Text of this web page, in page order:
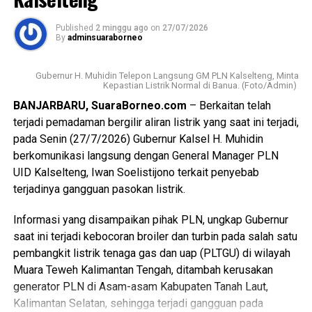
“Mari bersama-sama mendukung pelestarian lingkungan
agar Kalimantan Selatan semakin maju, bersih, dan
masyarakatnya sejahtera.”pungkasnya.
Kalsel, Rahmat Prapto Udoyo, mengatakan program tukar
sampah dengan sembako kini telah berjalan di hampir
seluruh kabupaten/kota di Kalsel sebagai upaya
mendorong pengelolaan sampah berbasis ekonomi
sirkular.
“Sampah bukan akhir, tetapi memiliki nilai ekonomi dan
manfaat jika dikelola dengan baik,” ujarnya.
Rahmat berharap gerakan tersebut semakin masif melalui
dukungan pemerintah, masyarakat, dan dunia usaha agar
mampu membantu kebutuhan masyarakat sekaligus
menciptakan lingkungan yang lebih bersih.
penjelasan secara terbuka mengenai kondisi pembangkit
listrik yang menjadi penyebab terganggunya pasokan
listrik.
Gubernur H Muhidin juga meluruskan informasi yang
sempat beredar di masyarakat terkait lokasi pembangkit
listrik.
Ia menjelaskan bahwa pembangkit berkapasitas 2×100
megawatt yang berada di Kabupaten Gunung Mas, Kuala
Purun Kalimantan Tengah, bukan merupakan IPP Murung
Raya, sebagaimana sempat diberitakan, melainkan
Untuk memastikan kondisi di lapangan, Gubernur
berencana melakukan peninjauan langsung bersama jajaran
terkait.
“Insha Allah minggu depan kita akan melakukan peninjauan
Published 2 minggu ago on 27/07/2026
By adminsuaraborneo
Gubernur H. Muhidin Telepon Langsung GM PLN Kalselteng, Minta
Kepastian Listrik Normal di Banua. (Foto/Admin)
BANJARBARU, SuaraBorneo.com – Berkaitan telah
terjadi pemadaman bergilir aliran listrik yang saat ini terjadi,
pada Senin (27/7/2026) Gubernur Kalsel H. Muhidin
berkomunikasi langsung dengan General Manager PLN
UID Kalselteng, Iwan Soelistijono terkait penyebab
terjadinya gangguan pasokan listrik.
Informasi yang disampaikan pihak PLN, ungkap Gubernur
saat ini terjadi kebocoran broiler dan turbin pada salah satu
pembangkit listrik tenaga gas dan uap (PLTGU) di wilayah
Muara Teweh Kalimantan Tengah, ditambah kerusakan
generator PLN di Asam-asam Kabupaten Tanah Laut,
Kalimantan Selatan, sehingga terjadi gangguan pada